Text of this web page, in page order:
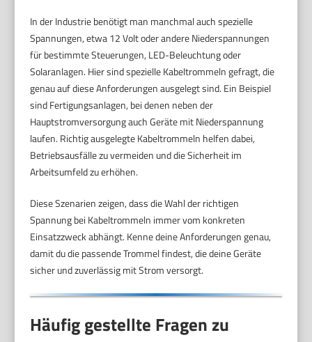
In der Industrie benötigt man manchmal auch spezielle
Spannungen, etwa 12 Volt oder andere Niederspannungen
für bestimmte Steuerungen, LED-Beleuchtung oder
Solaranlagen. Hier sind spezielle Kabeltrommeln gefragt, die
genau auf diese Anforderungen ausgelegt sind. Ein Beispiel
sind Fertigungsanlagen, bei denen neben der
Hauptstromversorgung auch Geräte mit Niederspannung
laufen. Richtig ausgelegte Kabeltrommeln helfen dabei,
Betriebsausfälle zu vermeiden und die Sicherheit im
Arbeitsumfeld zu erhöhen.
Diese Szenarien zeigen, dass die Wahl der richtigen
Spannung bei Kabeltrommeln immer vom konkreten
Einsatzzweck abhängt. Kenne deine Anforderungen genau,
damit du die passende Trommel findest, die deine Geräte
sicher und zuverlässig mit Strom versorgt.
Häufig gestellte Fragen zu